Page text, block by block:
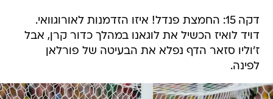
דקה 15: החמצת פנדל! איזו הזדמנות לאורוגוואי.
דויד לואיז הכשיל את לוגאנו במהלך כדור קרן, אבל
ז'וליו סזאר הדף נפלא את הבעיטה של פורלאן
לפינה.